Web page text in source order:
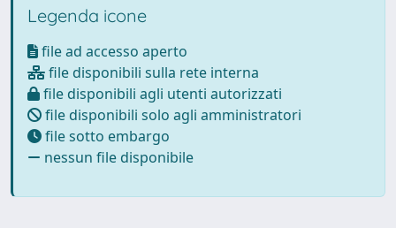
Legenda icone
file ad accesso aperto
file disponibili sulla rete interna
file disponibili agli utenti autorizzati
file disponibili solo agli amministratori
file sotto embargo
nessun file disponibile